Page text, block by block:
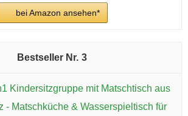
bei Amazon ansehen*
3